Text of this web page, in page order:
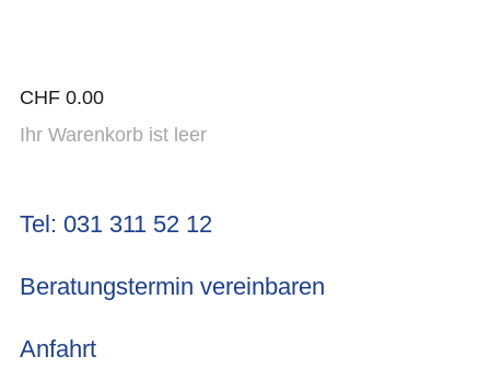
CHF 0.00
Ihr Warenkorb ist leer
Tel: 031 311 52 12
Beratungstermin vereinbaren
Anfahrt